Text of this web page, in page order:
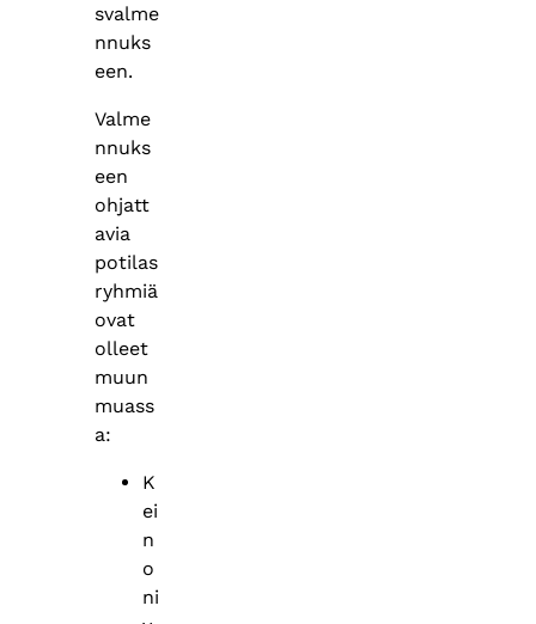
svalme
nnuks
een.
Valme
nnuks
een
ohjatt
avia
potilas
ryhmiä
ovat
olleet
muun
muass
a:
K
ei
n
o
ni